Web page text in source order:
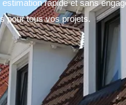
rapide et sans
pour tous vos projets.